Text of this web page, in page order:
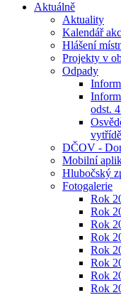
Aktuálně
Aktuality
Kalendář
Hlášení
Projekty v
Odpady
odst.
DČOV -
Mobilní
Hlubočský
Fotogalerie
Rok
Rok
Rok
Rok
Rok
Rok
Rok
Rok